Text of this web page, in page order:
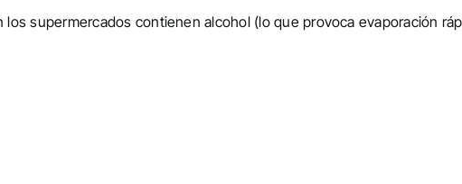
supermercados contienen alcohol (lo que provoca evaporación